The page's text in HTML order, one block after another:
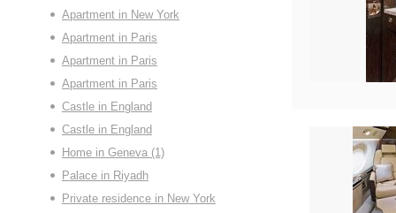
Apartment in New York
Apartment in Paris
Apartment in Paris
Apartment in Paris
Castle in England
Castle in England
Home in Geneva (1)
Palace in Riyadh
Private residence in New York